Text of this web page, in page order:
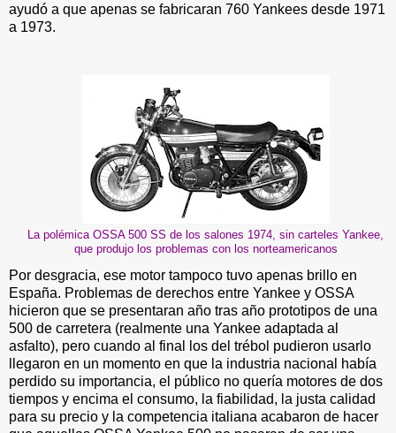
ayudó a que apenas se fabricaran 760 Yankees desde 1971
a 1973.
La polémica OSSA 500 SS de los salones 1974, sin carteles Yankee,
que produjo los problemas con los norteamericanos
Por desgracia, ese motor tampoco tuvo apenas brillo en
España. Problemas de derechos entre Yankee y OSSA
hicieron que se presentaran año tras año prototipos de una
500 de carretera (realmente una Yankee adaptada al
asfalto), pero cuando al final los del trébol pudieron usarlo
llegaron en un momento en que la industria nacional había
perdido su importancia, el público no quería motores de dos
tiempos y encima el consumo, la fiabilidad, la justa calidad
para su precio y la competencia italiana acabaron de hacer